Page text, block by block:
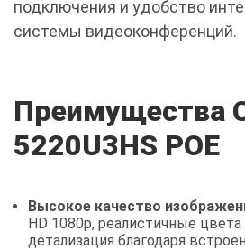
подключения и удобство
системы видеоконференций.
Преимущества
5220U3HS POE
Высокое качество
HD 1080p, реалистичные цвета
детализация благодаря